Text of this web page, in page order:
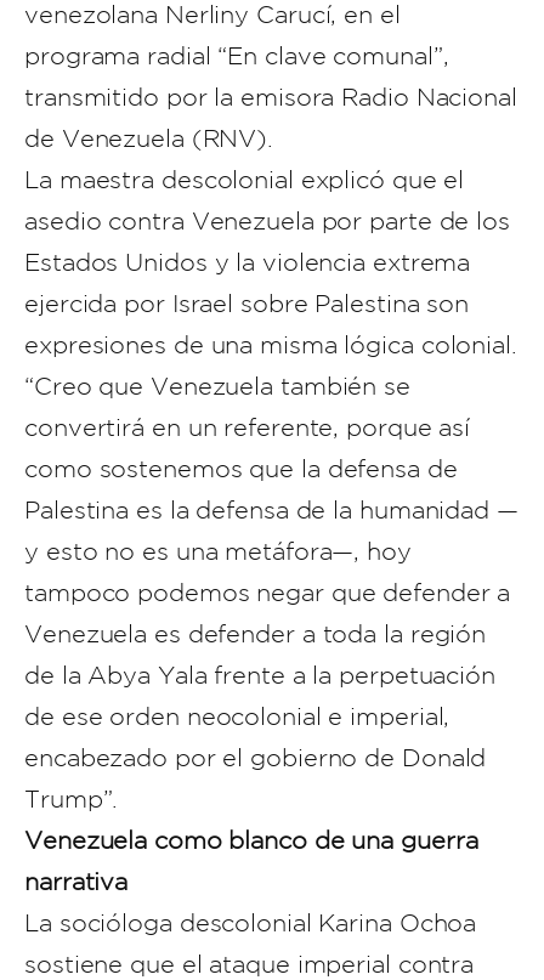
venezolana Nerliny Carucí, en el
programa radial “En clave comunal”,
transmitido por la emisora Radio Nacional
de Venezuela (RNV).
La maestra descolonial explicó que el
asedio contra Venezuela por parte de los
Estados Unidos y la violencia extrema
ejercida por Israel sobre Palestina son
expresiones de una misma lógica colonial.
“Creo que Venezuela también se
convertirá en un referente, porque así
como sostenemos que la defensa de
Palestina es la defensa de la humanidad —
y esto no es una metáfora—, hoy
tampoco podemos negar que defender a
Venezuela es defender a toda la región
de la Abya Yala frente a la perpetuación
de ese orden neocolonial e imperial,
encabezado por el gobierno de Donald
Trump”.
Venezuela como blanco de una guerra
narrativa
La socióloga descolonial Karina Ochoa
sostiene que el ataque imperial contra